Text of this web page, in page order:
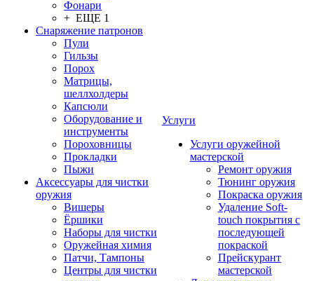
Фонари
+ ЕЩЕ 1
Снаряжение патронов
Пули
Гильзы
Порох
Матрицы,
шеллхолдеры
Капсюли
Оборудование и
инструменты
Пороховницы
Прокладки
Пыжи
Аксессуары для чистки
оружия
Вишеры
Ёршики
Наборы для чистки
Оружейная химия
Патчи, Тампоны
Центры для чистки
Услуги
Услуги оружейной
мастерской
Ремонт оружия
Тюнинг оружия
Покраска оружия
Удаление Soft-
touch покрытия с
последующей
покраской
Прейскурант
мастерской